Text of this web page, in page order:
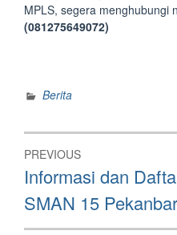
MPLS, segera menghubungi
(081275649072)
Berita
Post
navigation
PREVIOUS
Previous
post:
Informasi dan
SMAN 15